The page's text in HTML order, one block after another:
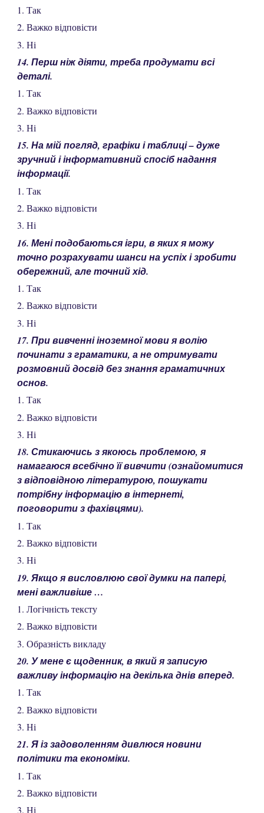
1. Так
2. Важко відповісти
3. Ні
14. Перш ніж діяти, треба продумати всі
деталі.
1. Так
2. Важко відповісти
3. Ні
15. На мій погляд, графіки і таблиці – дуже
зручний і інформативний спосіб надання
інформації.
1. Так
2. Важко відповісти
3. Ні
16. Мені подобаються ігри, в яких я можу
точно розрахувати шанси на успіх і зробити
обережний, але точний хід.
1. Так
2. Важко відповісти
3. Ні
17. При вивченні іноземної мови я волію
починати з граматики, а не отримувати
розмовний досвід без знання граматичних
основ.
1. Так
2. Важко відповісти
3. Ні
18. Стикаючись з якоюсь проблемою, я
намагаюся всебічно її вивчити (ознайомитися
з відповідною літературою, пошукати
потрібну інформацію в інтернеті,
поговорити з фахівцями).
1. Так
2. Важко відповісти
3. Ні
19. Якщо я висловлюю свої думки на папері,
мені важливіше …
1. Логічність тексту
2. Важко відповісти
3. Образність викладу
20. У мене є щоденник, в який я записую
важливу інформацію на декілька днів вперед.
1. Так
2. Важко відповісти
3. Ні
21. Я із задоволенням дивлюся новини
політики та економіки.
1. Так
2. Важко відповісти
3. Ні